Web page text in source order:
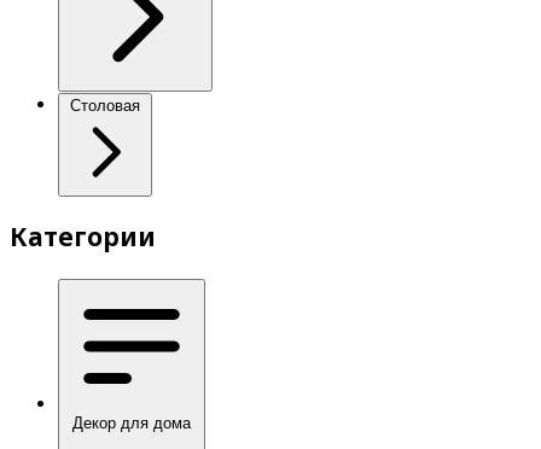
Столовая
Категории
Декор для дома